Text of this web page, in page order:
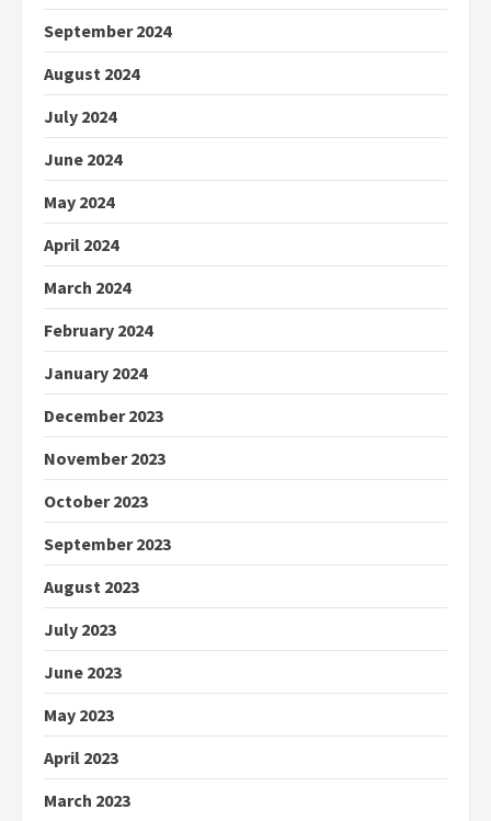
September 2024
August 2024
July 2024
June 2024
May 2024
April 2024
March 2024
February 2024
January 2024
December 2023
November 2023
October 2023
September 2023
August 2023
July 2023
June 2023
May 2023
April 2023
March 2023